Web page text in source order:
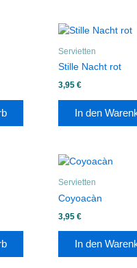
Servietten
Stille Nacht rot
3,95 €
In den
Servietten
Coyoacàn
3,95 €
In den